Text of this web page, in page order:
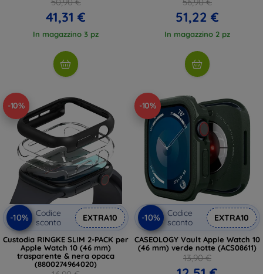
41,31 €
In magazzino 3 pz
51,22 €
In magazzino 2 pz
-10%
-10%
Codice
sconto
EXTRA10
Custodia RINGKE SLIM 2-PACK per
Apple Watch 10 (46 mm)
trasparente & nera opaca
(8800274964020)
-10%
-10%
Codice
sconto
EXTRA10
CASEOLOGY Vault Apple Watch 10
(46 mm) verde notte (ACS08611)
13,90 €